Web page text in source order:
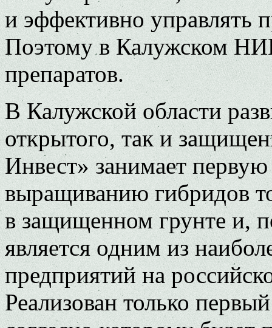
и эффективно управлять
Поэтому в Калужском
препаратов.
В Калужской области
открытого, так и
Инвест» занимает
выращиванию гибридов
в защищенном грунте и,
является одним из
предприятий на
Реализован только